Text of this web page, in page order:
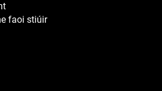
faoi stiúir